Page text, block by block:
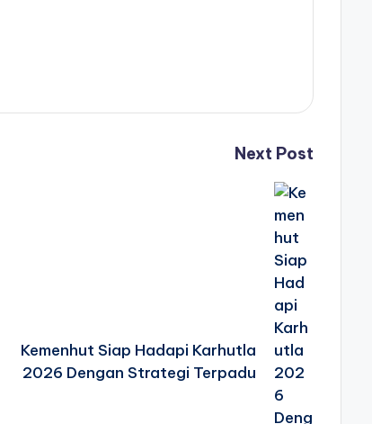
Next Post
Kemenhut Siap Hadapi Karhutla
2026 Dengan Strategi Terpadu